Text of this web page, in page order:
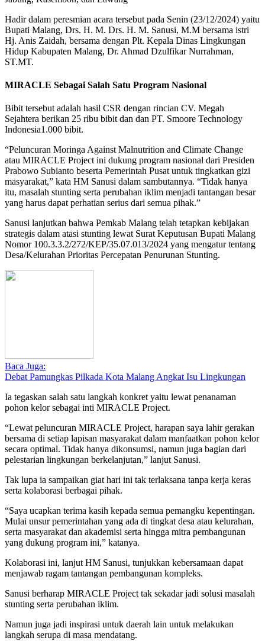
Hadir dalam peresmian acara tersebut pada Senin (23/12/2024) yaitu
Bupati Malang, Drs. H. M. Drs. H. M. Sanusi, M.M bersama istri
Hj. Anis Zaidah, bersama dengan Plt. Kepala Dinas Lingkungan
Hidup Kabupaten Malang, Dr. Ahmad Dzulfikar Nurrahman,
ST.MT.
MIRACLE Sebagai Salah Satu Program Nasional
Bibit tersebut adalah hasil CSR dengan rincian CV. Megah
Sejahtera berikan 25 ribu bibit dan dan PT. Smoore Technology
Indonesia1.000 bibit.
“Peluncuran Moringa Against Malnutrition and Climate Change
atau MIRACLE Project ini dukung program nasional dari Presiden
Prabowo Subianto beserta Pemerintah Pusat untuk tingkatkan gizi
masyarakat,” kata HM Sanusi dalam sambutannya. “Tidak hanya
itu, masalah stunting serta perubahan iklim menjadi tantangan besar
yang harus dapat perhatian serius dari semua pihak.”
Sanusi lanjutkan bahwa Pemkab Malang telah tetapkan kebijakan
strategis dalam atasi stunting lewat Surat Keputusan Bupati Malang
Nomor 100.3.3.2/272/KEP/35.07.013/2024 yang mengatur tentang
Desa/Kelurahan Prioritas Percepatan Penurunan Stunting.
Baca Juga:
Debat Pamungkas Pilkada Kota Malang Angkat Isu Lingkungan
Ia tegaskan salah satu langkah konkret yaitu lewat penanaman
pohon kelor sebagai inti MIRACLE Project.
“Lewat peluncuran MIRACLE Project, harapan saya lahir gerakan
bersama di setiap lapisan masyarakat dalam manfaatkan pohon kelor
secara optimal. Tidak hanya dikonsumsi, namun juga bagian dari
pelestarian lingkungan berkelanjutan,” lanjut Sanusi.
Tak lupa ia sampaikan giat hari ini tak terlaksana tanpa kerja keras
serta kolaborasi berbagai pihak.
“Saya ucapkan terima kasih kepada semua pemangku kepentingan.
Mulai unsur pemerintahan yang ada di tingkat desa atau kelurahan,
serta masyarakat dan akademisi serta hingga mitra pembangunan
yang dukung program ini,” katanya.
Kolaborasi ini, lanjut HM Sanusi, tunjukkan kebersamaan dapat
menjawab ragam tantangan pembangunan kompleks.
Sanusi berharap MIRACLE Project tak sekadar jadi solusi masalah
stunting serta perubahan iklim.
Namun juga jadi inspirasi untuk daerah lain untuk melakukan
langkah serupa di masa mendatang.